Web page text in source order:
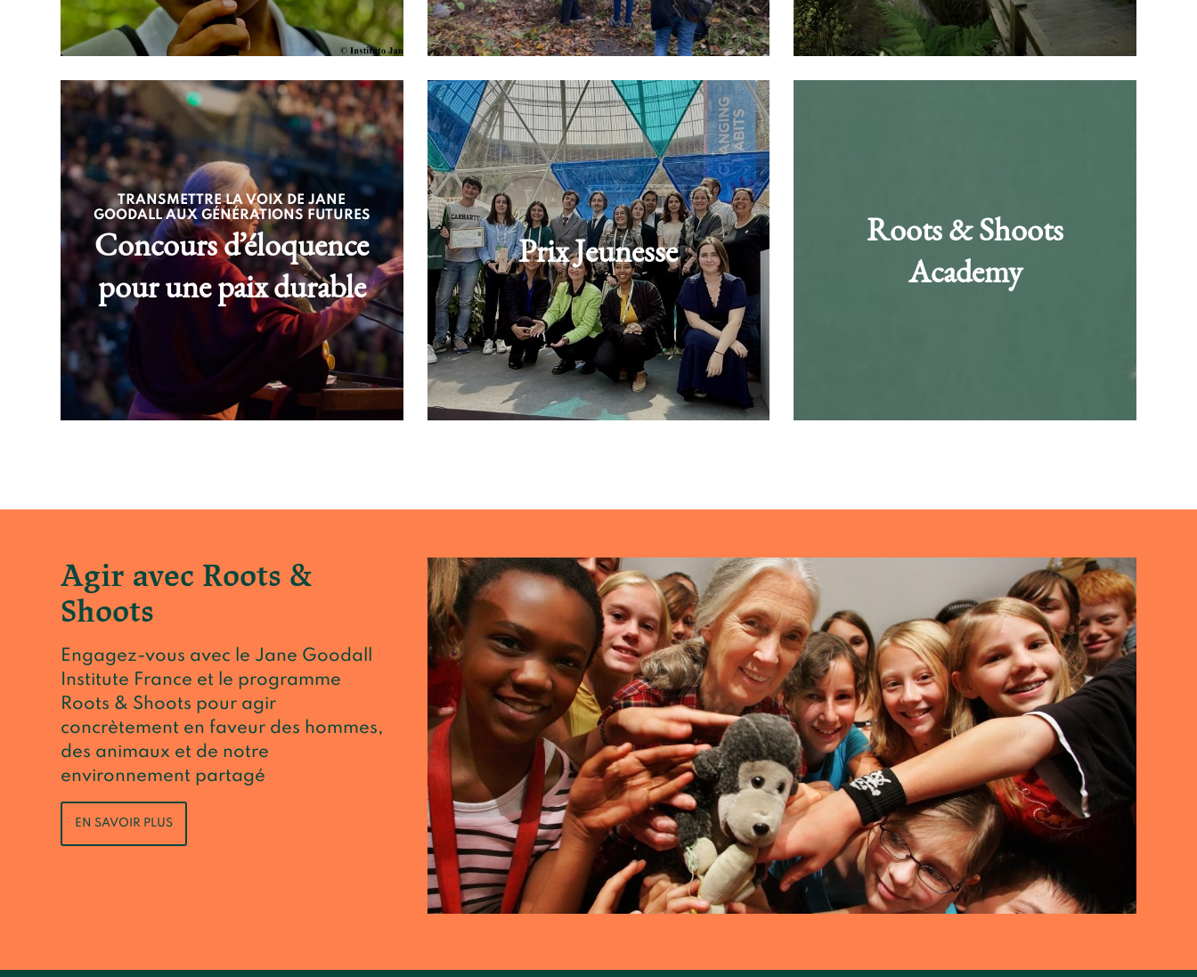
TRANSMETTRE LA VOIX DE JANE
GOODALL AUX GÉNÉRATIONS FUTURES
Concours d’éloquence
pour une paix durable
Prix Jeunesse
Roots & Shoots
Academy
Agir avec Roots &
Shoots
Engagez-vous avec le Jane Goodall
Institute France et le programme
Roots & Shoots pour agir
concrètement en faveur des hommes,
des animaux et de notre
environnement partagé
EN SAVOIR PLUS